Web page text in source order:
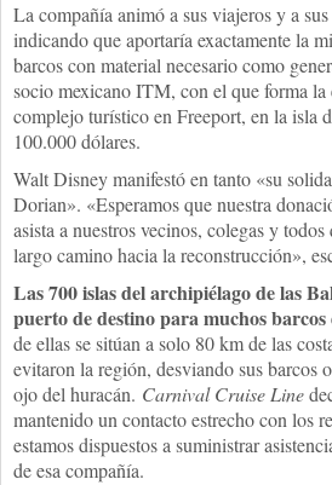
La compañía animó a sus viajeros y a
indicando que aportaría exactamente la
barcos con material necesario como
socio mexicano ITM, con el que forma la
complejo turístico en Freeport, en la isla
100.000 dólares.
Walt Disney manifestó en tanto «su
Dorian». «Esperamos que nuestra
asista a nuestros vecinos, colegas y
largo camino hacia la reconstrucción»,
Las 700 islas del archipiélago de las
puerto de destino para muchos
de ellas se sitúan a solo 80 km de las
evitaron la región, desviando sus barcos
ojo del huracán. Carnival Cruise Line
mantenido un contacto estrecho con los
estamos dispuestos a suministrar
de esa compañía.